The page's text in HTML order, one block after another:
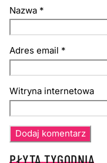
Nazwa *
Adres email *
Witryna internetowa
PŁYTA TYGODNIA